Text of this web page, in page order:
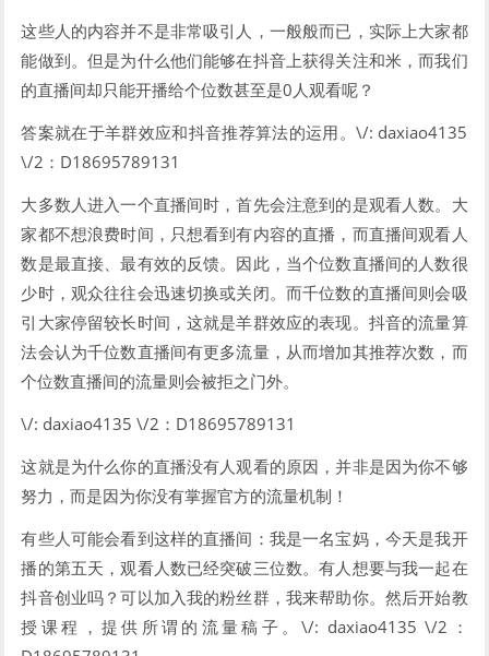
这些人的内容并不是非常吸引人，一般般而已，实际上大家都
能做到。但是为什么他们能够在抖音上获得关注和米，而我们
的直播间却只能开播给个位数甚至是0人观看呢？
答案就在于羊群效应和抖音推荐算法的运用。\/: daxiao4135
\/2：D18695789131
大多数人进入一个直播间时，首先会注意到的是观看人数。大
家都不想浪费时间，只想看到有内容的直播，而直播间观看人
数是最直接、最有效的反馈。因此，当个位数直播间的人数很
少时，观众往往会迅速切换或关闭。而千位数的直播间则会吸
引大家停留较长时间，这就是羊群效应的表现。抖音的流量算
法会认为千位数直播间有更多流量，从而增加其推荐次数，而
个位数直播间的流量则会被拒之门外。
\/: daxiao4135 \/2：D18695789131
这就是为什么你的直播没有人观看的原因，并非是因为你不够
努力，而是因为你没有掌握官方的流量机制！
有些人可能会看到这样的直播间：我是一名宝妈，今天是我开
播的第五天，观看人数已经突破三位数。有人想要与我一起在
抖音创业吗？可以加入我的粉丝群，我来帮助你。然后开始教
授课程，提供所谓的流量稿子。\/: daxiao4135 \/2：